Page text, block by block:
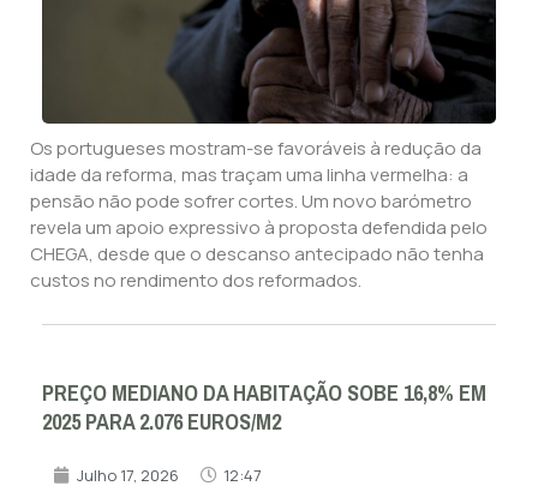
Os portugueses mostram-se favoráveis à redução da
idade da reforma, mas traçam uma linha vermelha: a
pensão não pode sofrer cortes. Um novo barómetro
revela um apoio expressivo à proposta defendida pelo
CHEGA, desde que o descanso antecipado não tenha
custos no rendimento dos reformados.
PREÇO MEDIANO DA HABITAÇÃO SOBE 16,8% EM
2025 PARA 2.076 EUROS/M2
Julho 17, 2026 12:47